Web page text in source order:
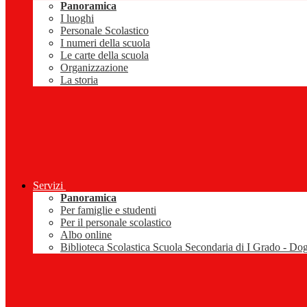
Panoramica
I luoghi
Personale Scolastico
I numeri della scuola
Le carte della scuola
Organizzazione
La storia
Servizi
Panoramica
Per famiglie e studenti
Per il personale scolastico
Albo online
Biblioteca Scolastica Scuola Secondaria di I Grado -